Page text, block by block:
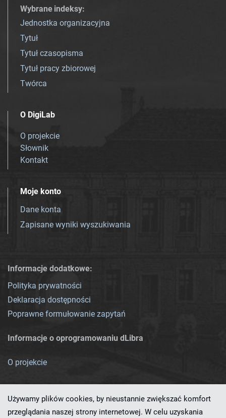
Wybrane indeksy:
Jednostka organizacyjna
Tytuł
Tytuł czasopisma
Tytuł pracy zbiorowej
Twórca
O DigiLab
O projekcie
Słownik
Kontakt
Moje konto
Dane konta
Zapisane wyniki wyszukiwania
Informacje dodatkowe:
Polityka prywatności
Deklaracja dostępności
Poprawne formułowanie zapytań
Informacje o oprogramowaniu dLibra
O projekcie
Używamy plików cookies, by nieustannie zwiększać komfort
przeglądania naszej strony internetowej. W celu uzyskania